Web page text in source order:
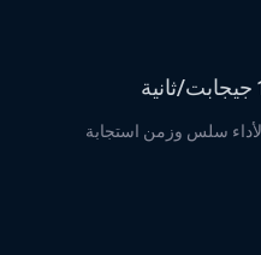
سلس وزمن استجابة